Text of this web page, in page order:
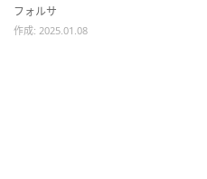
フォルサ
作成: 2025.01.08